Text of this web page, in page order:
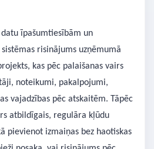
īpašumtiesībām un
risinājums uzņēmumā
kas pēc palaišanas vairs
noteikumi, pakalpojumi,
vajadzības pēc atskaitēm. Tāpēc
atbildīgais, regulāra kļūdu
pievienot izmaiņas bez haotiskas